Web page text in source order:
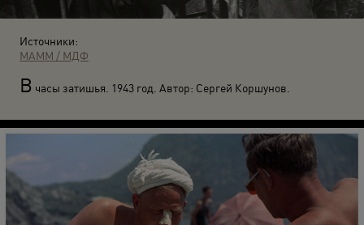
Источники:
МАММ / МДФ
В часы затишья. 1943 год. Автор: Сергей Коршунов.